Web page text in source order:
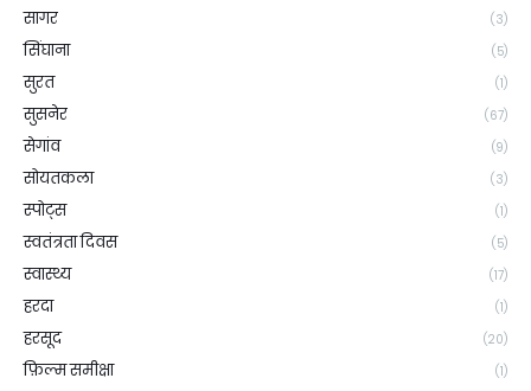
सागर (3)
सिंघाना (5)
सुरत (1)
सुसनेर (67)
सेगांव (9)
सोयतकला (3)
स्पोट्स (1)
स्वतंत्रता दिवस (5)
स्वास्थ्य (17)
हरदा (1)
हरसूद (20)
फ़िल्म समीक्षा (1)